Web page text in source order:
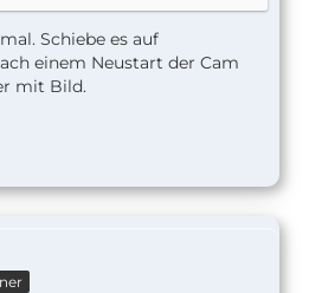
Schiebe es auf
einem Neustart der Cam
mit Bild.